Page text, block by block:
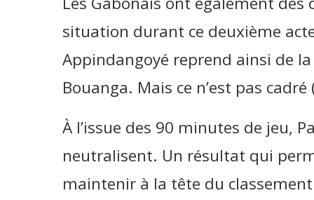
situation durant ce deuxième
Appindangoyé reprend ainsi de
Bouanga. Mais ce n’est pas cadré
À l’issue des 90 minutes de jeu,
neutralisent. Un résultat qui
maintenir à la tête du